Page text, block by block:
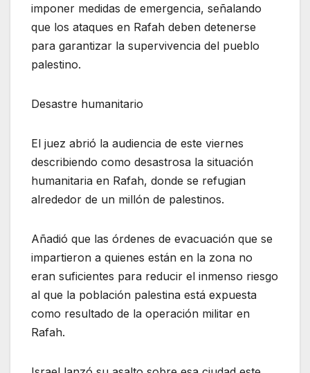
imponer medidas de emergencia, señalando
que los ataques en Rafah deben detenerse
para garantizar la supervivencia del pueblo
palestino.
Desastre humanitario
El juez abrió la audiencia de este viernes
describiendo como desastrosa la situación
humanitaria en Rafah, donde se refugian
alrededor de un millón de palestinos.
Añadió que las órdenes de evacuación que se
impartieron a quienes están en la zona no
eran suficientes para reducir el inmenso riesgo
al que la población palestina está expuesta
como resultado de la operación militar en
Rafah.